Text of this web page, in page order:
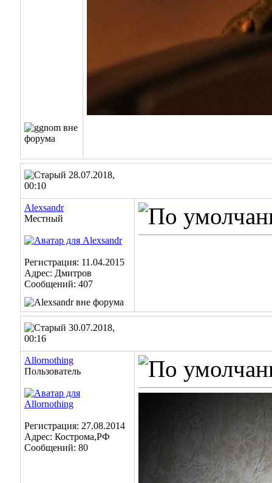
28.07.2018,
00:10
Alexsandr
Местный
Регистрация: 11.04.2015
Адрес: Дмитров
Сообщений: 407
30.07.2018,
00:16
Allornothing
Пользователь
Регистрация: 27.08.2014
Адрес: Кострома,РФ
Сообщений: 80